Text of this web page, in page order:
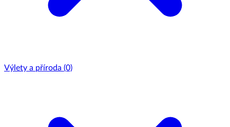
Výlety a příroda (0)